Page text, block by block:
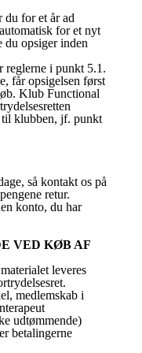
du for et år ad
for et nyt
du opsiger inden
reglerne i punkt 5.1.
får opsigelsen først
Klub Functional
til klubben, jf. punkt
så kontakt os på
retur.
konto, du har
VED KØB AF
leveres
medlemskab i
udtømmende)
betalingerne